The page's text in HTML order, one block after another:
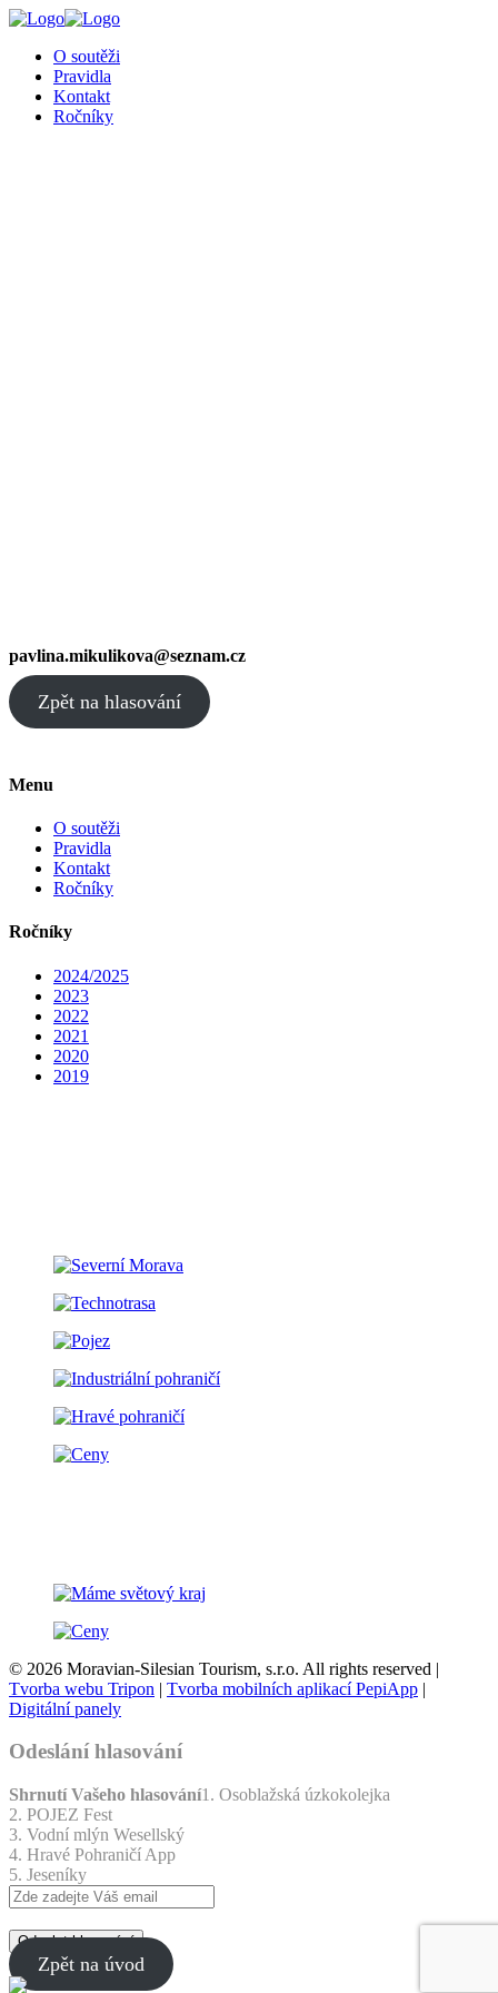
O soutěži
Pravidla
Kontakt
Ročníky
pavlina.mikulikova@seznam.cz
Zpět na hlasování
Menu
O soutěži
Pravidla
Kontakt
Ročníky
Ročníky
2024/2025
2023
2022
2021
2020
2019
© 2026 Moravian-Silesian Tourism, s.r.o. All rights reserved |
Tvorba webu Tripon | Tvorba mobilních aplikací PepiApp |
Digitální panely
Odeslání hlasování
Shrnutí Vašeho hlasování1. Osoblažská úzkokolejka
2. POJEZ Fest
3. Vodní mlýn Wesellský
4. Hravé Pohraničí App
5. Jeseníky
Odeslat hlasování
Zpět na úvod